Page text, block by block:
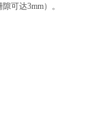
可达3mm）。